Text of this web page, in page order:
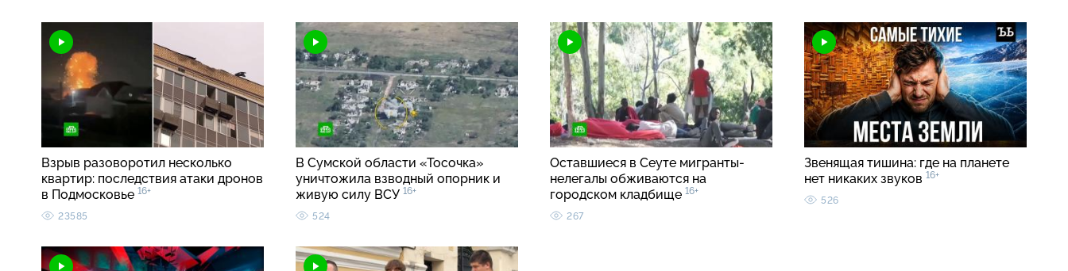
Взрыв разоворотил несколько
квартир: последствия атаки дронов
в Подмосковье 16+
23585
В Сумской области «Тосочка»
уничтожила взводный опорник и
живую силу ВСУ 16+
524
Оставшиеся в Сеуте мигранты-
нелегалы обживаются на
городском кладбище 16+
267
Звенящая тишина: где на планете
нет никаких звуков 16+
526